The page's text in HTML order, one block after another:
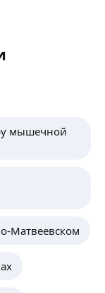
мышечной
Матвеевском